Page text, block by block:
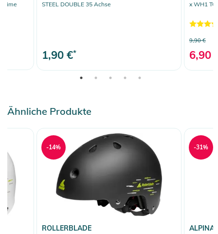
lime STEEL DOUBLE 35 Achse
1,90 €*
x WH1
9,90 €
6,90
Ähnliche Produkte
ROLLERBLADE
-14%
ALPINA
-31%